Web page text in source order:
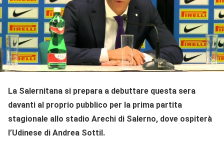
La Salernitana si prepara a debuttare questa sera
davanti al proprio pubblico per la prima partita
stagionale allo stadio Arechi di Salerno, dove ospiterà
l’Udinese di Andrea Sottil.